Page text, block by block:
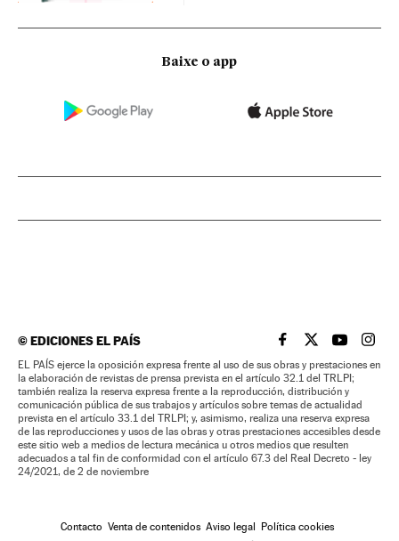
Baixe o app
©EDICIONES EL PAÍS EL PAÍS BRASIL EN
EL PAÍSEL PAÍS
EL
EL PAÍS ejerce la oposición expresa frente al uso de sus obras y prestaciones en
la elaboración de revistas de prensa prevista en el artículo 32.1 del TRLPI;
también realiza la reserva expresa frente a la reproducción, distribución y
comunicación pública de sus trabajos y artículos sobre temas de actualidad
prevista en el artículo 33.1 del TRLPI; y, asimismo, realiza una reserva expresa
de las reproducciones y usos de las obras y otras prestaciones accesibles desde
este sitio web a medios de lectura mecánica u otros medios que resulten
adecuados a tal fin de conformidad con el artículo 67.3 del Real Decreto - ley
24/2021, de 2 de noviembre
Contacto Venta de contenidos Aviso legal Política cookies